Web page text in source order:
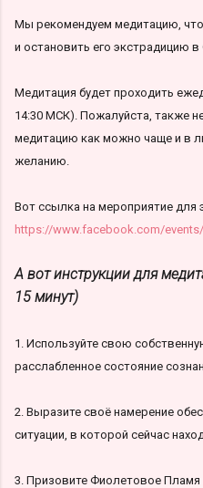
Мы рекомендуем медитацию,
и остановить его экстрадицию в
Медитация будет проходить
14:30 МСК). Пожалуйста, также
медитацию как можно чаще и в
желанию.
Вот ссылка на мероприятие для
https://www.facebook.com/
А вот инструкции для
15 минут)
1. Используйте свою
расслабленное состояние
2. Выразите своё намерение
ситуации, в которой сейчас
3. Призовите Фиолетовое